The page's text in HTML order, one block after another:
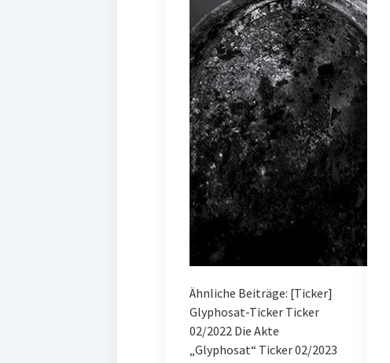
Ähnliche Beiträge: [Ticker]
Glyphosat-Ticker Ticker
02/2022 Die Akte
„Glyphosat“ Ticker 02/2023